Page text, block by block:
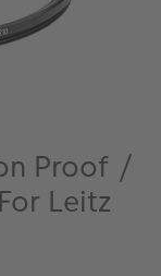
Proof /
Leitz